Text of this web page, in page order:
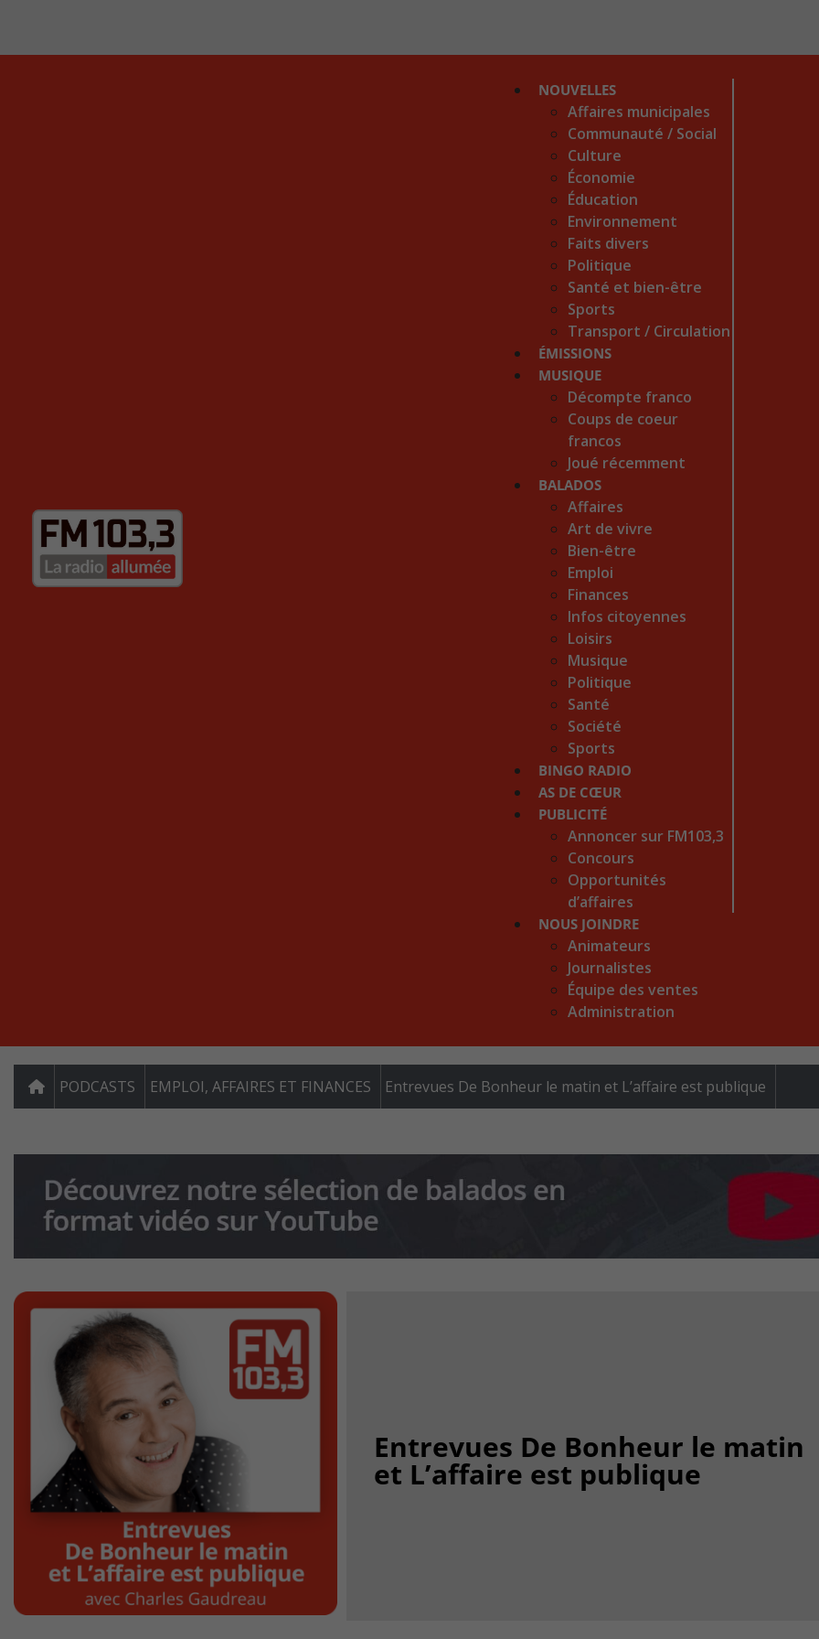
NOUVELLES
Affaires municipales
Communauté / Social
Culture
Économie
Éducation
Environnement
Faits divers
Politique
Santé et bien-être
Sports
Transport / Circulation
ÉMISSIONS
MUSIQUE
Décompte franco
Coups de coeur
francos
Joué récemment
BALADOS
Affaires
Art de vivre
Bien-être
Emploi
Finances
Infos citoyennes
Loisirs
Musique
Politique
Santé
Société
Sports
BINGO RADIO
AS DE CŒUR
PUBLICITÉ
Annoncer sur FM103,3
Concours
Opportunités
d’affaires
NOUS JOINDRE
Animateurs
Journalistes
Équipe des ventes
Administration
PODCASTS EMPLOI, AFFAIRES ET FINANCES Entrevues De Bonheur le matin et L’affaire est publique
Entrevues De Bonheur le matin
et L’affaire est publique